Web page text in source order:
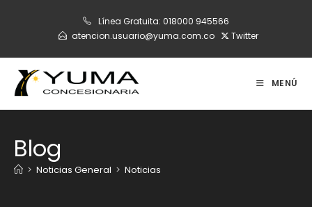
Línea Gratuita: 018000 945566
atencion.usuario@yuma.com.co
Twitter
MENÚ
Blog
> Noticias General > Noticias